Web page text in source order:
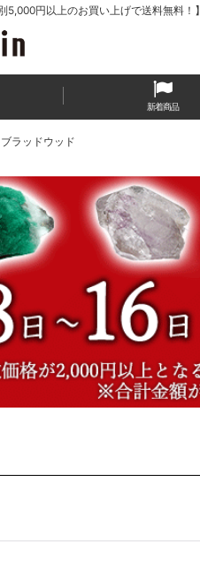
円以上のお買い上げで送料無料！】
新着商品
ブラッドウッド